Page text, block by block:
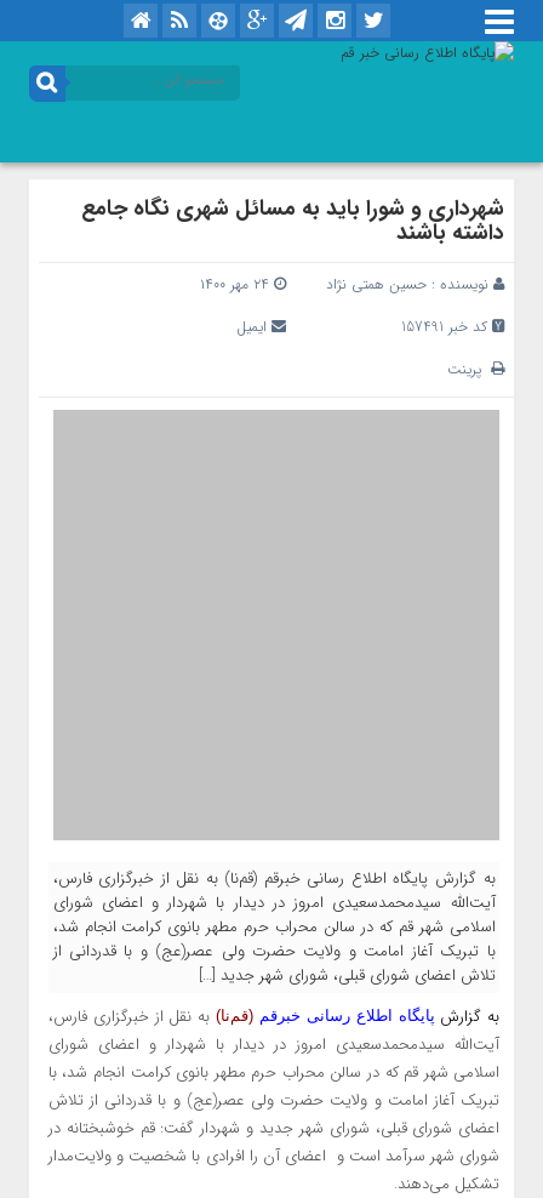
شهرداری و شورا باید به مسائل شهری نگاه جامع
داشته باشند
نویسنده : حسین همتی نژاد
کد خبر 157491
ایمیل
پرینت
به گزارش پایگاه اطلاع رسانی خبرقم (قم‌نا) به نقل از خبرگزاری فارس،
آیت‌الله سیدمحمدسعیدی امروز در دیدار با شهردار و اعضای شورای
اسلامی شهر قم که در سالن محراب حرم مطهر بانوی کرامت انجام شد،
با تبریک آغاز امامت و ولایت حضرت ولی عصر(عج) و با قدردانی از
تلاش اعضای شورای قبلی، شورای شهر جدید […]
به گزارش پایگاه اطلاع رسانی خبرقم (قم‌نا) به نقل ازخبرگزاری فارس،
آیت‌الله سیدمحمدسعیدی امروز در دیدار با شهردار و اعضای شورای
اسلامی شهر قم که در سالن محراب حرم مطهر بانوی کرامت انجام شد، با
تبریک آغاز امامت و ولایت حضرت ولی عصر(عج) و با قدردانی از تلاش
اعضای شورای قبلی، شورای شهر جدید و شهردار گفت: قم خوشبختانه در
شورای شهر سرآمد است و اعضایآن را افرادی با شخصیت و ولایت‌مدار
تشکیل می‌دهند.